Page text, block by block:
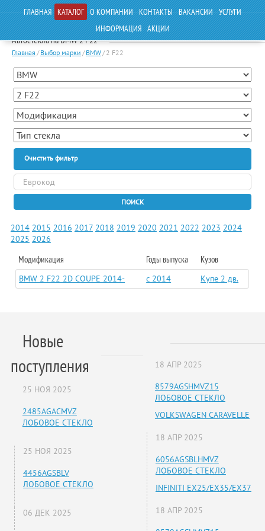
ГЛАВНАЯ КАТАЛОГ О КОМПАНИИ КОНТАКТЫ ВАКАНСИИ УСЛУГИ
ИНФОРМАЦИЯ АКЦИИ
Автостекла на BMW 2 F22
Главная / Выбор марки / BMW/ 2 F22
Очистить фильтр
ПОИСК
2014 2015 2016 2017 2018 2019 2020 2021 2022 2023 2024
2025 2026
Модификация Годы выпуска Кузов
BMW 2 F22 2D COUPE 2014- c 2014 Купе 2 дв.
Новые
поступления
25 НОЯ 2025
2485AGACMVZ
ЛОБОВОЕ СТЕКЛО
25 НОЯ 2025
4456AGSBLV
ЛОБОВОЕ СТЕКЛО
06 ДЕК 2025
18 АПР 2025
8579AGSHMVZ15
ЛОБОВОЕ СТЕКЛО
VOLKSWAGEN CARAVELLE
18 АПР 2025
6056AGSBLHMVZ
ЛОБОВОЕ СТЕКЛО
INFINITI EX25/EX35/EX37
18 АПР 2025